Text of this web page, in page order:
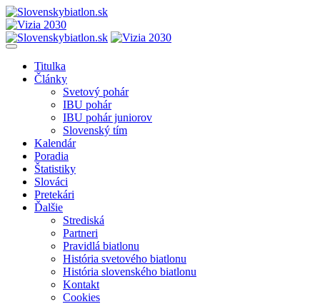
Titulka
Články
Svetový pohár
IBU pohár
IBU pohár juniorov
Slovenský tím
Kalendár
Poradia
Štatistiky
Slováci
Pretekári
Ďalšie
Strediská
Partneri
Pravidlá biatlonu
História svetového biatlonu
História slovenského biatlonu
Kontakt
Cookies